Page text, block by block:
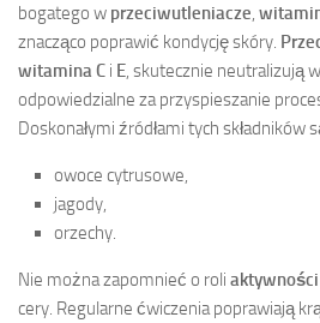
bogatego w przeciwutleniacze,
znacząco poprawić kondycję skóry.
witamina C i E, skutecznie neutralizują
odpowiedzialne za przyspieszanie
Doskonałymi źródłami tych składników
owoce cytrusowe,
jagody,
orzechy.
Nie można zapomnieć o roli
cery. Regularne ćwiczenia poprawiają